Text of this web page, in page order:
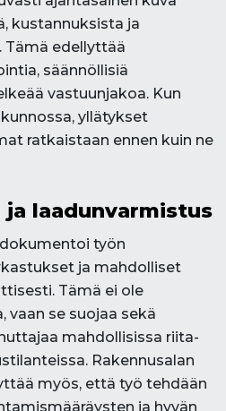
kustannuksista ja
Tämä edellyttää
säännöllisiä
vastuunjakoa. Kun
yllätykset
ratkaistaan ennen kuin ne
laadunvarmistus
työn
ja mahdolliset
Tämä ei ole
vaan se suojaa sekä
mahdollisissa riita-
Rakennusalan
myös, että työ tehdään
ja hyvän